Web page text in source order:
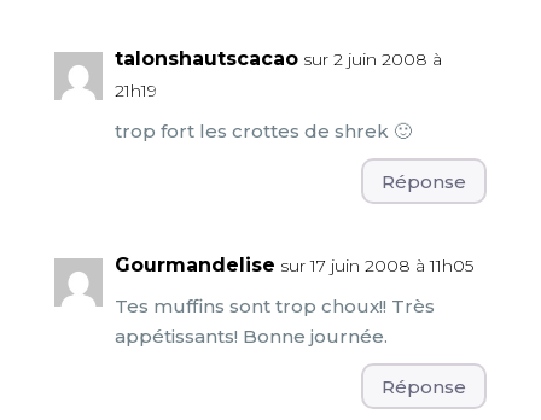
talonshautscacao sur 2 juin 2008 à
21h19
trop fort les crottes de shrek 🙂
Réponse
Gourmandelise sur 17 juin 2008 à 11h05
Tes muffins sont trop choux!! Très
appétissants! Bonne journée.
Réponse